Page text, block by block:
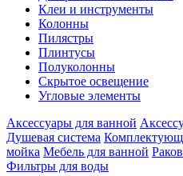
Клеи и инструменты
Колонны
Пилястры
Плинтусы
Полуколонны
Скрытое освещение
Угловые элементы
Аксессуары для ванной
Душевая система
мойка Мебель для ванной
Фильтры для воды